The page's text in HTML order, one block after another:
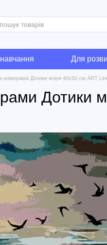
Для
номерами Дотики моря 40х50 см ART
Дотики